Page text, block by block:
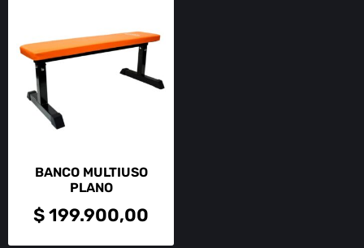
BANCO MULTIUSO
PLANO
$199.900,00